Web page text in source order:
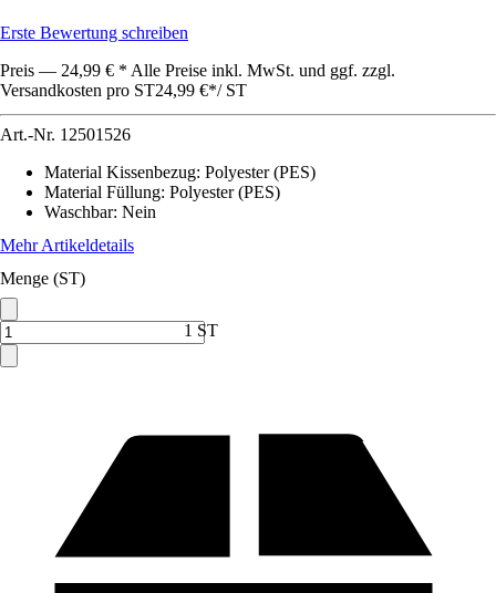
Erste Bewertung schreiben
Preis — 24,99 € * Alle Preise inkl. MwSt. und ggf. zzgl.
Versandkosten pro ST24,99 €*/ ST
Art.-Nr. 12501526
Material Kissenbezug: Polyester (PES)
Material Füllung: Polyester (PES)
Waschbar: Nein
Mehr Artikeldetails
Menge (ST)
1 ST